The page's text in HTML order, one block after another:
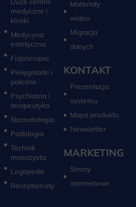
medyczne i
kliniki
Medycyna
estetyczna
Fizjoterapia
Pielęgniarki i
położne
Psychiatria i
terapeutyka
Stomatologia
Technik
masażysta
Logopeda
Materiały
wideo
Migracja
danych
KONTAKT
Prezentacja
systemu
Mapa produktu
Newsletter
MARKETING
Strony
internetowe